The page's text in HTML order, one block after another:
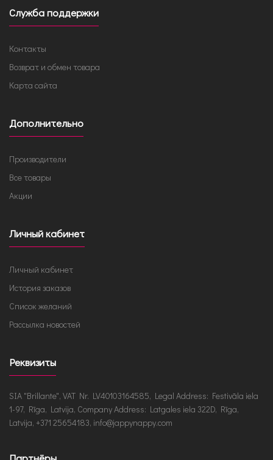
Служба поддержки
Контакты
Возврат и обмен товара
Карта сайта
Дополнительно
Производители
Все товары
Акции
Личный кабинет
Личный кабинет
История заказов
Список желаний
Рассылка новостей
Реквизиты
SIA "Brillante", VAT Nr. LV40103164585, Legal Address: Festivāla iela
1-97, Rīga, Latvija, Company Address: Latgales iela 322D, Rīga,
Latvija, +371 25654183, info@jappynappy.com